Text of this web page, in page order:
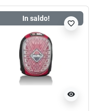
In saldo!
visibility
favorite_border